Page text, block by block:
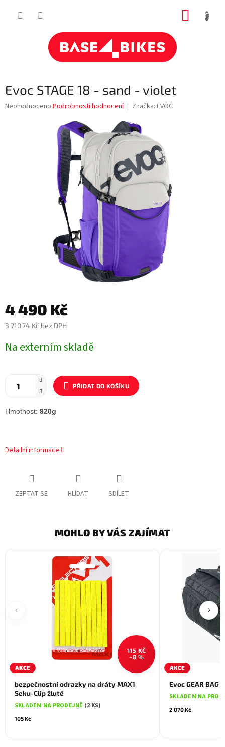
Evoc STAGE 18 - sand - violet
Průměrné
Neohodnoceno Podrobnosti hodnocení Značka: EVOC
4 490 Kč
3 710,74 Kč bez DPH
cena:
Na externím skladě
PŘIDAT DO KOŠÍKU
Hmotnost: 920g
Detailní informace
ZEPTAT SE HLÍDAT SDÍLET
MOHLO BY VÁS ZAJÍMAT
‹
AKCE
115 KČ
–8 %
bezpečnostní odrazky na dráty MAX1
Seku-Clip žluté
SKLADEM NA PRODEJNĚ (2 KS)
105 Kč
AKCE
Evoc GEAR BAG
SKLADEM NA
2 070 Kč
›